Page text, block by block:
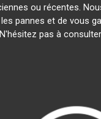
ou récentes.
pannes et de vous
pas à